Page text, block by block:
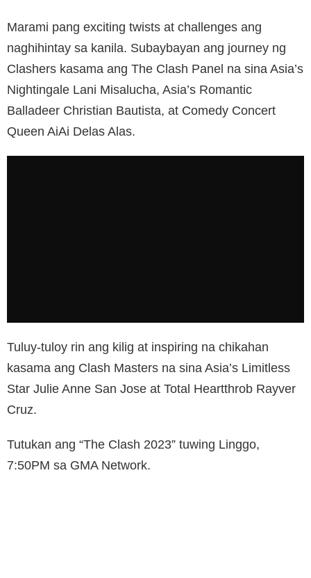
Marami pang exciting twists at challenges ang
naghihintay sa kanila. Subaybayan ang journey ng
Clashers kasama ang The Clash Panel na sina Asia’s
Nightingale Lani Misalucha, Asia’s Romantic
Balladeer Christian Bautista, at Comedy Concert
Queen AiAi Delas Alas.
Tuluy-tuloy rin ang kilig at inspiring na chikahan
kasama ang Clash Masters na sina Asia’s Limitless
Star Julie Anne San Jose at Total Heartthrob Rayver
Cruz.
Tutukan ang “The Clash 2023” tuwing Linggo,
7:50PM sa GMA Network.